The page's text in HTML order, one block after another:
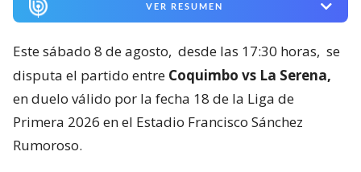
VER RESUMEN
Este sábado 8 de agosto, desde las 17:30 horas, se
disputa el partido entre Coquimbo vs La Serena,
en duelo válido por la fecha 18 de la Liga de
Primera 2026 en el Estadio Francisco Sánchez
Rumoroso.